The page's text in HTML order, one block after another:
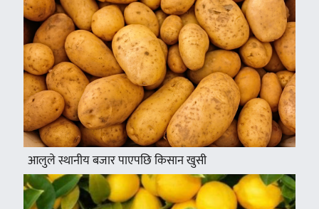
आलुले स्थानीय बजार पाएपछि किसान खुसी